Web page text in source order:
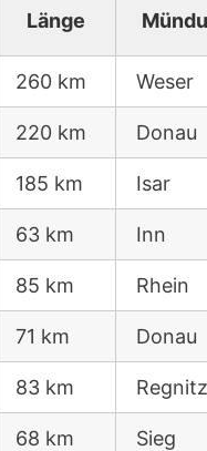
Länge
260 km Weser
220 km Donau
185 km Isar
63 km Inn
85 km Rhein
71 km Donau
83 km Regnitz
68 km Sieg